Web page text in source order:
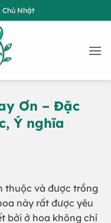
Chủ Nhật
Ơn – Đặc
Ý nghĩa
thuộc và được trồng
này rất được yêu
bởi ở hoa không chỉ